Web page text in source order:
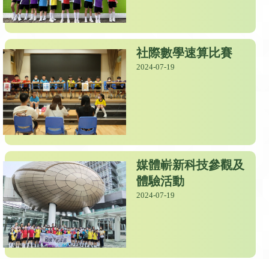
社際數學速算比賽
2024-07-19
媒體嶄新科技參觀及
體驗活動
2024-07-19